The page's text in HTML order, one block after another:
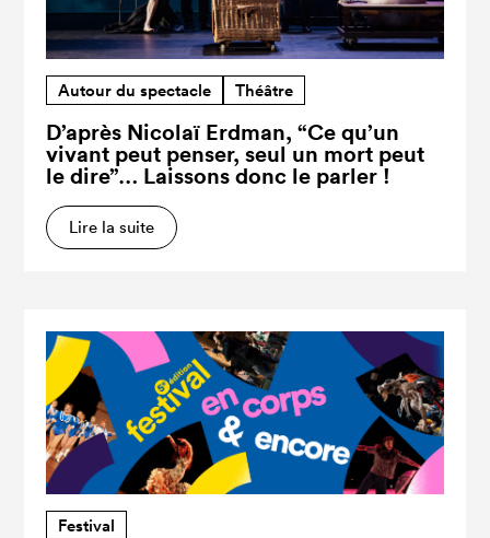
Autour du spectacle Théâtre
D’après Nicolaï Erdman, “Ce qu’un
vivant peut penser, seul un mort peut
le dire”… Laissons donc le parler !
Lire la suite
Festival